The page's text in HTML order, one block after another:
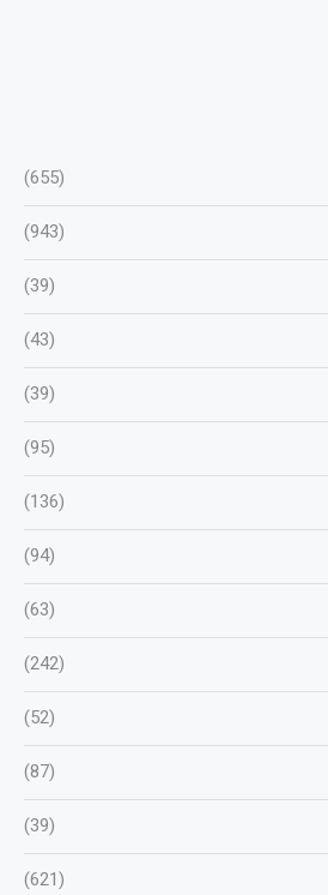
(655)
(943)
(39)
(43)
(39)
(95)
(136)
(94)
(63)
(242)
(52)
(87)
(39)
(621)